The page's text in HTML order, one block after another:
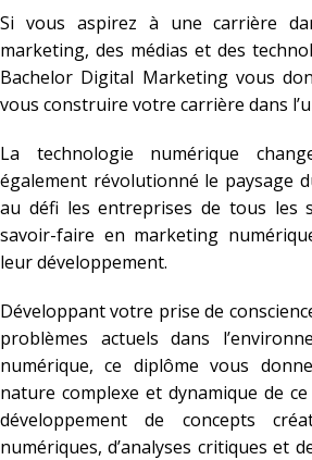
Si vous aspirez à une carrière
marketing, des médias et des
Bachelor Digital Marketing vous
vous construire votre carrière dans
La technologie numérique
également révolutionné le paysage
au défi les entreprises de tous les
savoir-faire en marketing
leur développement.
Développant votre prise de
problèmes actuels dans
numérique, ce diplôme vous
nature complexe et dynamique de
développement de concepts
numériques, d’analyses critiques et